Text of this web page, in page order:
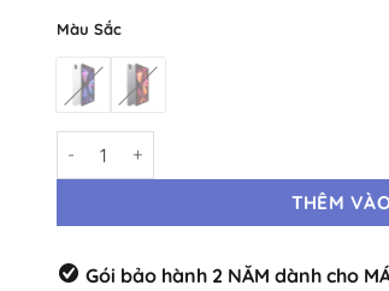
Màu Sắc
THÊM
Gói bảo hành 2 NĂM dành cho